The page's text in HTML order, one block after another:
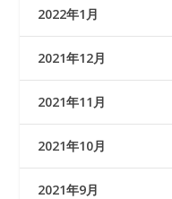
2022年1月
2021年12月
2021年11月
2021年10月
2021年9月